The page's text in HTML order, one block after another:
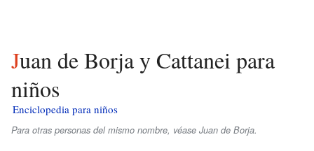
Juan de Borja y Cattanei para
niños
Enciclopedia para niños
Para otras personas del mismo nombre, véase Juan de Borja.